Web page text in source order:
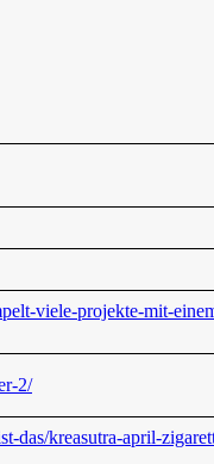
viele-projekte-mit-
2/
das/kreasutra-april-